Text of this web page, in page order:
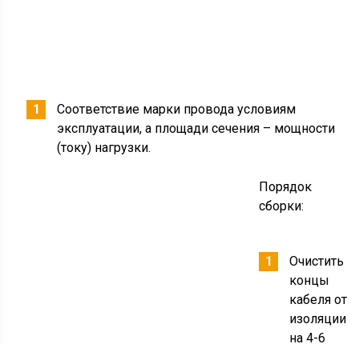
Соответствие марки провода условиям
эксплуатации, а площади сечения – мощности
(току) нагрузки.
Порядок
сборки:
Очистить
концы
кабеля от
изоляции
на 4-6